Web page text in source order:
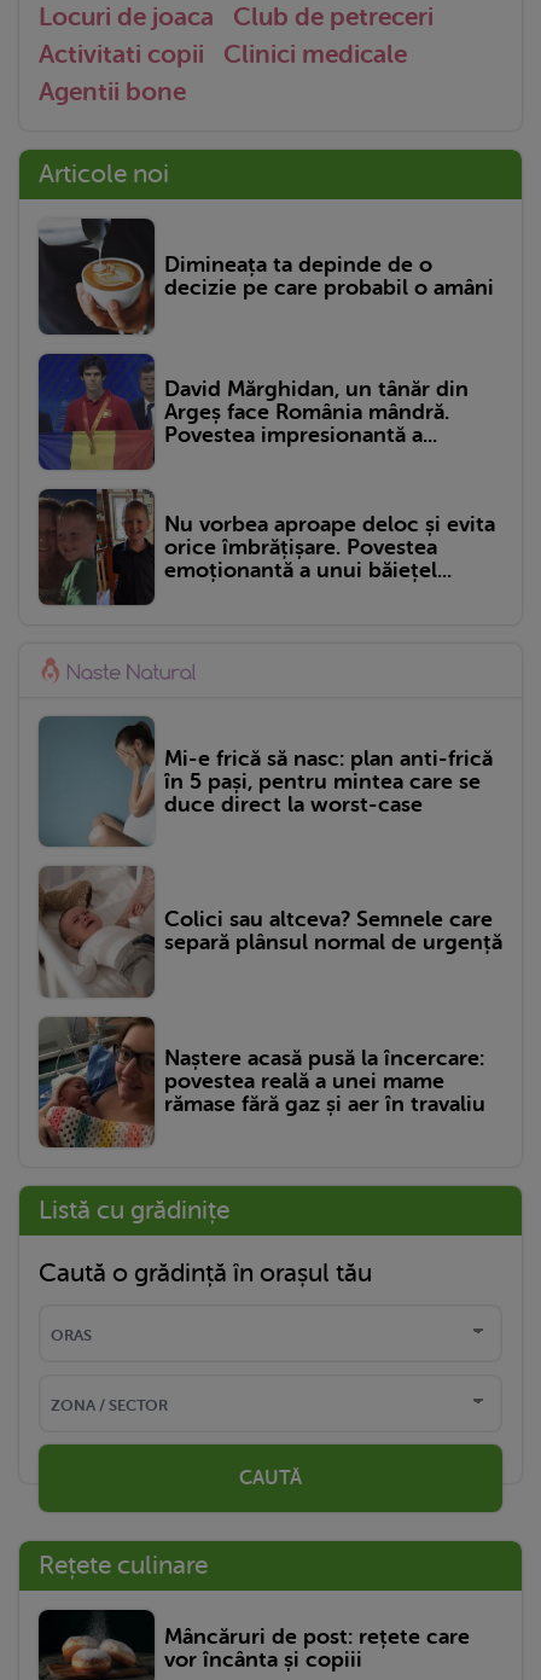
Locuri de joaca
Club de petreceri
Activitati copii
Clinici medicale
Agentii bone
Articole noi
Dimineața ta depinde de o
decizie pe care probabil o amâni
David Mărghidan, un tânăr din
Argeș face România mândră.
Povestea impresionantă a...
Nu vorbea aproape deloc și evita
orice îmbrățișare. Povestea
emoționantă a unui băiețel...
Mi-e frică să nasc: plan anti-frică
în 5 pași, pentru mintea care se
duce direct la worst-case
Colici sau altceva? Semnele care
separă plânsul normal de urgență
Naștere acasă pusă la încercare:
povestea reală a unei mame
rămase fără gaz și aer în travaliu
Listă cu grădinițe
Caută o grădință în orașul tău
CAUTĂ
Rețete culinare
Mâncăruri de post: rețete care
vor încânta și copiii